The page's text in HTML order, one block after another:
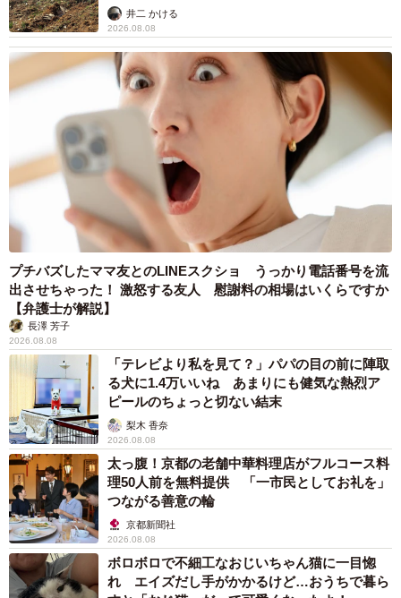
るか井二 かける
2026.08.08
プチバズしたママ友とのLINEスクショ うっかり電話番号を流
出させちゃった！ 激怒する友人 慰謝料の相場はいくらですか
【弁護士が解説】
長澤 芳子
2026.08.08
「テレビより私を見て？」パパの目の前に陣取
る犬に1.4万いいね あまりにも健気な熱烈ア
ピールのちょっと切ない結末
梨木 香奈
2026.08.08
太っ腹！京都の老舗中華料理店がフルコース料
理50人前を無料提供 「一市民としてお礼を」
つながる善意の輪
京都新聞社
2026.08.08
ボロボロで不細工なおじいちゃん猫に一目惚
れ エイズだし手がかかるけど…おうちで暮ら